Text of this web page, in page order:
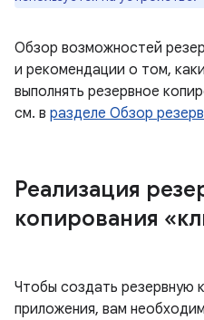
Обзор возможностей
и рекомендации о том,
выполнять резервное
см. в разделе Обзор
Реализация
копирования
Чтобы создать резервную
приложения, вам